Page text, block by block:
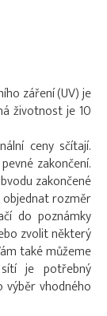
záření (UV) je
životnost je 10
ceny sčítají.
zakončení.
zakončené
objednat rozměr
do poznámky
zvolit některý
také můžeme
je potřebný
výběr vhodného